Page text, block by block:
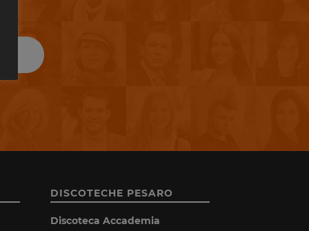
DISCOTECHE PESARO
Discoteca Accademia